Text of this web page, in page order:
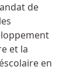
de
et la
en